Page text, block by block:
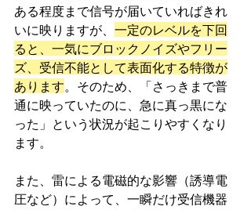
ある程度まで信号が届いていればきれ
いに映りますが、 一定のレベルを下回
ると、一気にブロックノイズやフリー
ズ、受信不能として表面化する特徴が
あります。そのため、「さっきまで普
通に映っていたのに、急に真っ黒にな
った」という状況が起こりやすくなり
ます。
また、雷による電磁的な影響（誘導電
圧など）によって、一瞬だけ受信機器